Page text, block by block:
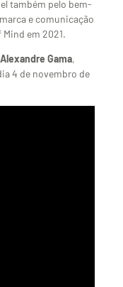
também pelo bem-
e comunicação
em 2021.
Gama,
4 de novembro de